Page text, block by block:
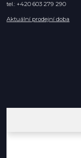
tel.: +420 603 279 290
Aktuální prodejní doba